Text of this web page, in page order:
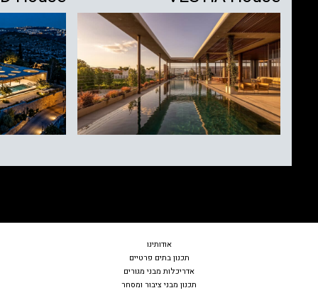
אודותינו
תכנון בתים פרטיים
אדריכלות מבני מגורים
תכנון מבני ציבור ומסחר